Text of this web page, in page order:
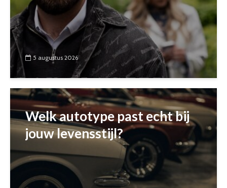
5 augustus 2026
Welk autotype past echt bij
jouw levensstijl?